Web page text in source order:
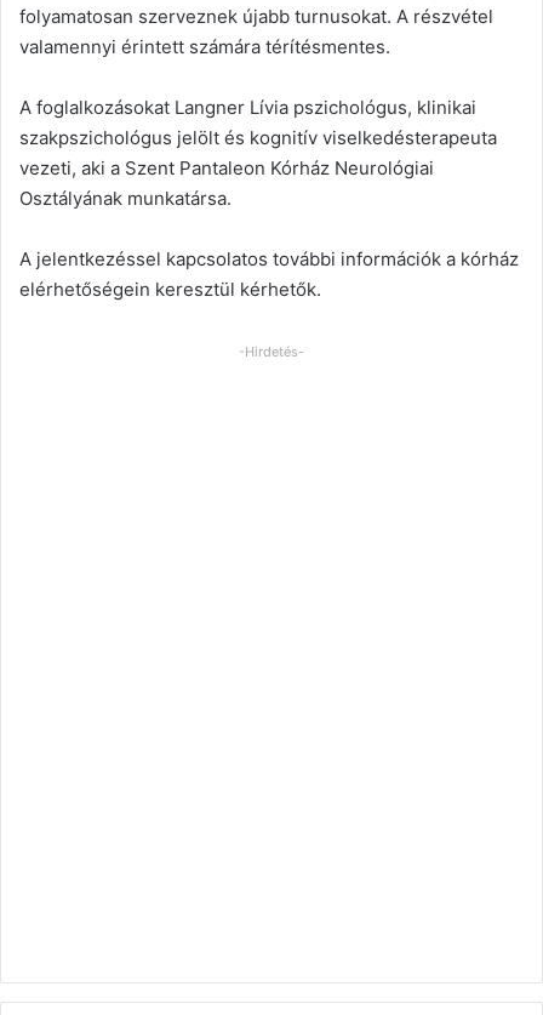
folyamatosan szerveznek újabb turnusokat. A részvétel
valamennyi érintett számára térítésmentes.
A foglalkozásokat Langner Lívia pszichológus, klinikai
szakpszichológus jelölt és kognitív viselkedésterapeuta
vezeti, aki a Szent Pantaleon Kórház Neurológiai
Osztályának munkatársa.
A jelentkezéssel kapcsolatos további információk a kórház
elérhetőségein keresztül kérhetők.
-Hirdetés-